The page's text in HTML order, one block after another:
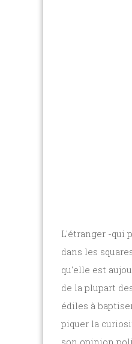
L'étranger -qui
dans les
qu'elle est
de la plupart
édiles à
piquer la